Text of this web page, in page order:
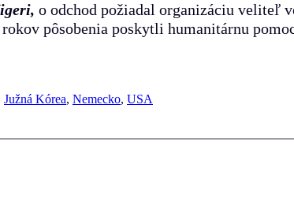
o odchod požiadal organizáciu veliteľ
pôsobenia poskytli humanitárnu
Južná Kórea, Nemecko, USA